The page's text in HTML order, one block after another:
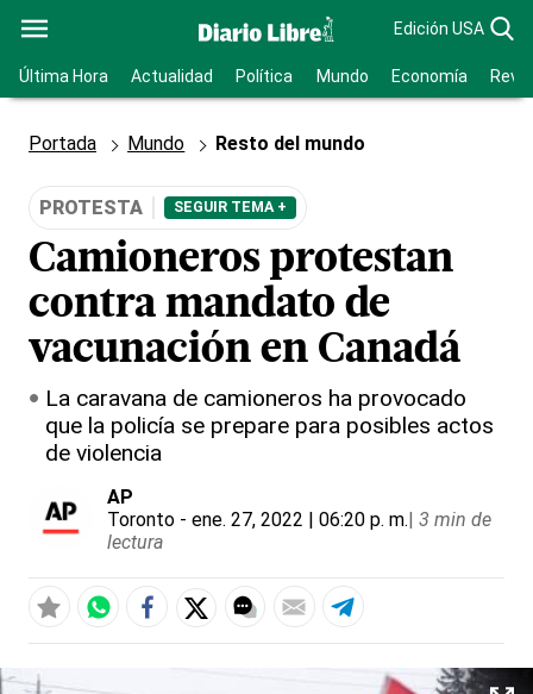
Edición USA
Última Hora Actualidad Política Mundo Economía
Portada Mundo Resto del mundo
PROTESTA SEGUIR TEMA +
Camioneros protestan
contra mandato de
vacunación en Canadá
La caravana de camioneros ha provocado
que la policía se prepare para posibles actos
de violencia
AP
Toronto - ene. 27, 2022 | 06:20 p. m.| 3 min de
lectura